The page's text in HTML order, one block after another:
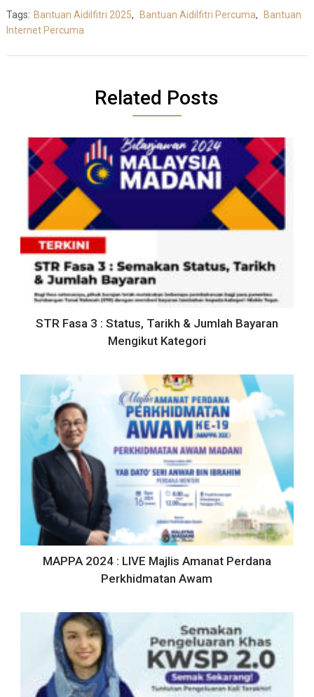
Tags: Bantuan Aidilfitri 2025, Bantuan Aidilfitri Percuma, Bantuan
Internet Percuma
Related Posts
STR Fasa 3 : Status, Tarikh & Jumlah Bayaran
Mengikut Kategori
MAPPA 2024 : LIVE Majlis Amanat Perdana
Perkhidmatan Awam